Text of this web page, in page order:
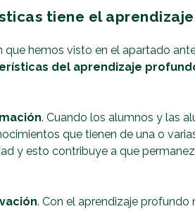
tiene el
que hemos visto en el apartado
del aprendizaje
. Cuando los alumnos y las
que tienen de una o
y esto contribuye a que
. Con el aprendizaje